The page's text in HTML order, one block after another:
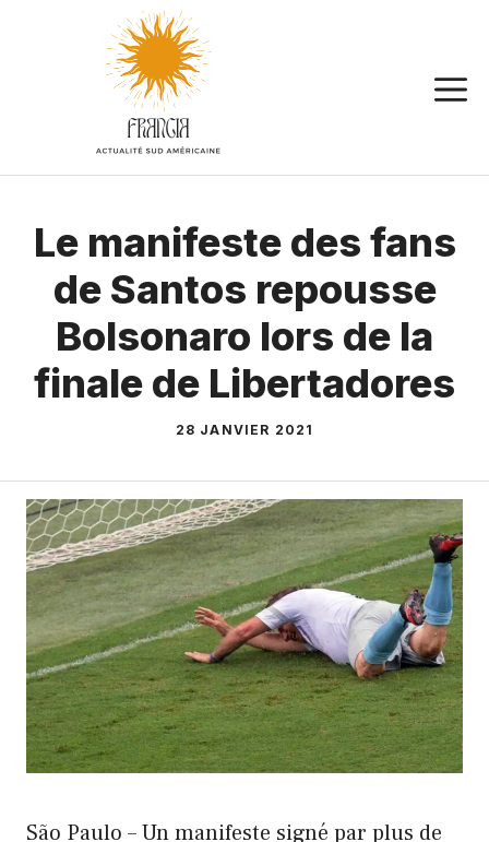
Le manifeste des fans
de Santos repousse
Bolsonaro lors de la
finale de Libertadores
28 JANVIER 2021
São Paulo – Un manifeste signé par plus de